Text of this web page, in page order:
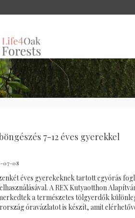
7-12 éves gyerekkel
07-08
éves gyerekeknek tartott egyórás
A REX Kutyaotthon
a természetes tölgyerdők
óravázlatot is készít, amit